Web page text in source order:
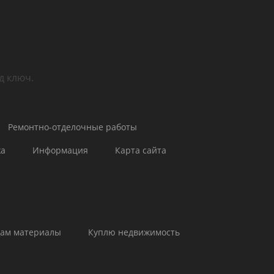
email)
email)
ключ.
Ремонтно-отделочные работы
Информация Карта сайта
материалы
Куплю недвижимость